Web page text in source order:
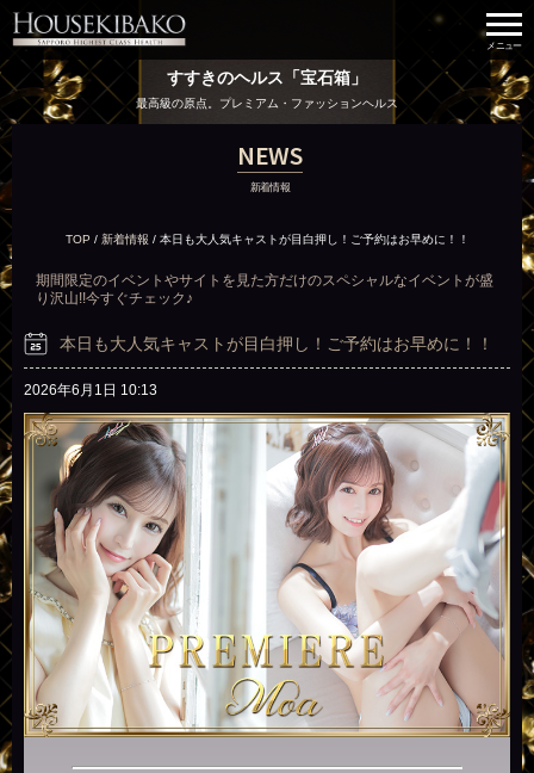
すすきのヘルス「宝石箱」
最高級の原点。プレミアム・ファッションヘルス
NEWS
新着情報
TOP / 新着情報 / 本日も大人気キャストが目白押し！ご予約はお早めに！！
期間限定のイベントやサイトを見た方だけのスペシャルなイベントが盛
り沢山!!今すぐチェック♪
本日も大人気キャストが目白押し！ご予約はお早めに！！
2026年6月1日 10:13